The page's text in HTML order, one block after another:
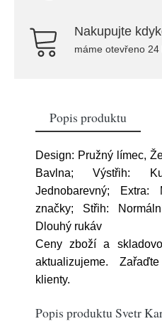
Nakupujte
máme otevřeno
Popis produktu
Design: Pružný límec,
Bavlna; Výstřih:
Jednobarevný; Extra:
značky; Střih:
Dlouhý rukáv
Ceny zboží a
aktualizujeme.
klienty.
Popis produktu Svetr